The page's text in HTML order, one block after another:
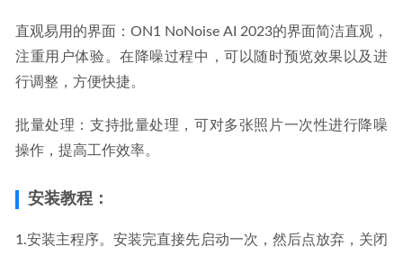
直观易用的界面：ON1 NoNoise AI 2023的界面简洁直观，
注重用户体验。在降噪过程中，可以随时预览效果以及进
行调整，方便快捷。
批量处理：支持批量处理，可对多张照片一次性进行降噪
操作，提高工作效率。
安装教程：
1.安装主程序。安装完直接先启动一次，然后点放弃，关闭